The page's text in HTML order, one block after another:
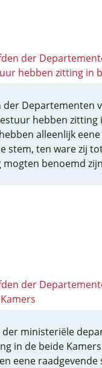
der
hebben zitting in
der Departementen
hebben zitting
alleenlijk eene
stem, ten ware zij
mogten benoemd
der
der ministeriële
in de beide
eene raadgevende